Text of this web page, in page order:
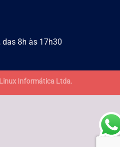
das 8h às 17h30
Linux Informática Ltda.